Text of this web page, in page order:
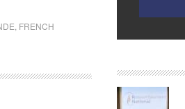
FRENCH